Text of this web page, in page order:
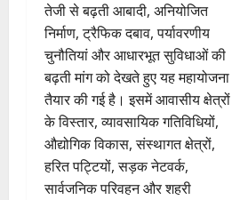
तेजी से बढ़ती आबादी, अनियोजित
निर्माण, ट्रैफिक दबाव, पर्यावरणीय
चुनौतियां और आधारभूत सुविधाओं की
बढ़ती मांग को देखते हुए यह महायोजना
तैयार की गई है। इसमें आवासीय क्षेत्रों
के विस्तार, व्यावसायिक गतिविधियों,
औद्योगिक विकास, संस्थागत क्षेत्रों,
हरित पट्टियों, सड़क नेटवर्क,
सार्वजनिक परिवहन और शहरी